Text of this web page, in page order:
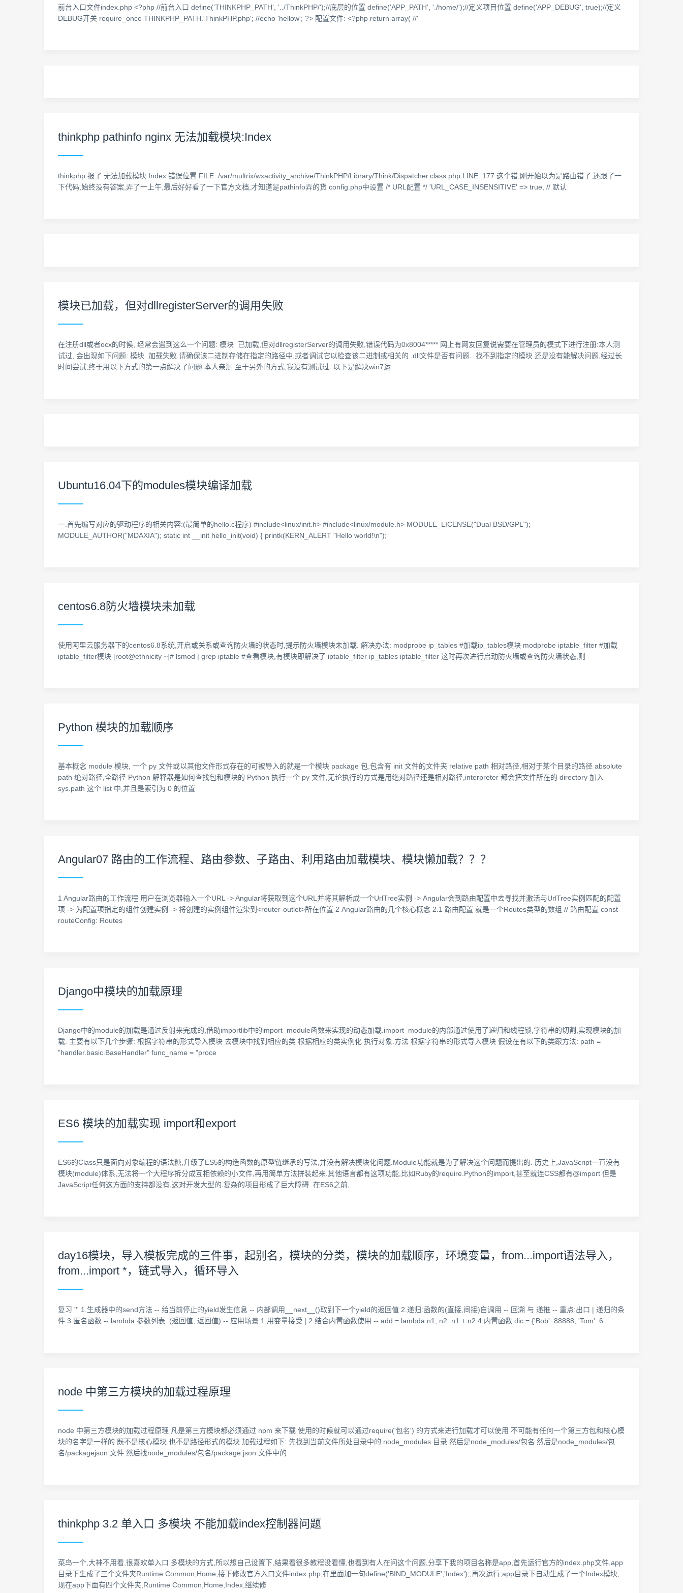
前台入口文件index.php <?php //前台入口 define('THINKPHP_PATH', '../ThinkPHP/');//底层的位置 define('APP_PATH', './home/');//定义项目位置 define('APP_DEBUG', true);//定义
DEBUG开关 require_once THINKPHP_PATH.'ThinkPHP.php'; //echo 'hellow'; ?> 配置文件: <?php return array( //'
thinkphp pathinfo nginx 无法加载模块:Index
thinkphp 报了 无法加载模块:Index 错误位置 FILE: /var/multrix/wxactivity_archive/ThinkPHP/Library/Think/Dispatcher.class.php LINE: 177 这个错,刚开始以为是路由错了,还跟了一
下代码,始终没有答案,弄了一上午,最后好好看了一下官方文档,才知道是pathinfo弄的货 config.php中设置 /* URL配置 */ 'URL_CASE_INSENSITIVE' => true, // 默认
模块已加载，但对dllregisterServer的调用失败
在注册dll或者ocx的时候, 经常会遇到这么一个问题: 模块 已加载,但对dllregisterServer的调用失败,错误代码为0x8004***** 网上有网友回复说需要在管理员的模式下进行注册:本人测
试过, 会出现如下问题: 模块 加载失败.请确保该二进制存储在指定的路径中,或者调试它以检查该二进制或相关的 .dll文件是否有问题. 找不到指定的模块 还是没有能解决问题,经过长
时间尝试,终于用以下方式的第一点解决了问题 本人亲测:至于另外的方式,我没有测试过. 以下是解决win7运
Ubuntu16.04下的modules模块编译加载
一.首先编写对应的驱动程序的相关内容:(最简单的hello.c程序) #include<linux/init.h> #include<linux/module.h> MODULE_LICENSE("Dual BSD/GPL");
MODULE_AUTHOR("MDAXIA"); static int __init hello_init(void) { printk(KERN_ALERT "Hello world!\n");
centos6.8防火墙模块未加载
使用阿里云服务器下的centos6.8系统,开启或关系或查询防火墙的状态时,提示防火墙模块未加载. 解决办法: modprobe ip_tables #加载ip_tables模块 modprobe iptable_filter #加载
iptable_filter模块 [root@ethnicity ~]# lsmod | grep iptable #查看模块,有模块即解决了 iptable_filter ip_tables iptable_filter 这时再次进行启动防火墙或查询防火墙状态,则
Python 模块的加载顺序
基本概念 module 模块, 一个 py 文件或以其他文件形式存在的可被导入的就是一个模块 package 包,包含有 init 文件的文件夹 relative path 相对路径,相对于某个目录的路径 absolute
path 绝对路径,全路径 Python 解释器是如何查找包和模块的 Python 执行一个 py 文件,无论执行的方式是用绝对路径还是相对路径,interpreter 都会把文件所在的 directory 加入
sys.path 这个 list 中,并且是索引为 0 的位置
Angular07 路由的工作流程、路由参数、子路由、利用路由加载模块、模块懒加载？？？
1 Angular路由的工作流程 用户在浏览器输入一个URL -> Angular将获取到这个URL并将其解析成一个UrlTree实例 -> Angular会到路由配置中去寻找并激活与UrlTree实例匹配的配置
项 -> 为配置项指定的组件创建实例 -> 将创建的实例组件渲染到<router-outlet>所在位置 2 Angular路由的几个核心概念 2.1 路由配置 就是一个Routes类型的数组 // 路由配置 const
routeConfig: Routes
Django中模块的加载原理
Django中的module的加载是通过反射来完成的,借助importlib中的import_module函数来实现的动态加载.import_module的内部通过使用了递归和线程锁,字符串的切割,实现模块的加
载. 主要有以下几个步骤: 根据字符串的形式导入模块 去模块中找到相应的类 根据相应的类实例化 执行对象.方法 根据字符串的形式导入模块 假设在有以下的类跟方法: path =
"handler.basic.BaseHandler" func_name = "proce
ES6 模块的加载实现 import和export
ES6的Class只是面向对象编程的语法糖,升级了ES5的构造函数的原型链继承的写法,并没有解决模块化问题.Module功能就是为了解决这个问题而提出的. 历史上,JavaScript一直没有
模块(module)体系,无法将一个大程序拆分成互相依赖的小文件,再用简单方法拼装起来.其他语言都有这项功能,比如Ruby的require.Python的import,甚至就连CSS都有@import 但是
JavaScript任何这方面的支持都没有,这对开发大型的.复杂的项目形成了巨大障碍. 在ES6之前,
day16模块，导入模板完成的三件事，起别名，模块的分类，模块的加载顺序，环境变量，from...import语法导入，
from...import *，链式导入，循环导入
复习 ''' 1.生成器中的send方法 -- 给当前停止的yield发生信息 -- 内部调用__next__()取到下一个yield的返回值 2.递归:函数的(直接,间接)自调用 -- 回溯 与 递推 -- 重点:出口 | 递归的条
件 3.匿名函数 -- lambda 参数列表: (返回值, 返回值) -- 应用场景:1.用变量接受 | 2.结合内置函数使用 -- add = lambda n1, n2: n1 + n2 4.内置函数 dic = {'Bob': 88888, 'Tom': 6
node 中第三方模块的加载过程原理
node 中第三方模块的加载过程原理 凡是第三方模块都必须通过 npm 来下载 使用的时候就可以通过require('包名') 的方式来进行加载才可以使用 不可能有任何一个第三方包和核心模
块的名字是一样的 既不是核心模块.也不是路径形式的模块 加载过程如下: 先找到当前文件所处目录中的 node_modules 目录 然后是node_modules/包名 然后是node_modules/包
名/packagejson 文件 然后找node_modules/包名/package.json 文件中的
thinkphp 3.2 单入口 多模块 不能加载index控制器问题
菜鸟一个,大神不用看,很喜欢单入口 多模块的方式,所以想自己设置下,结果看很多教程没看懂,也看到有人在问这个问题,分享下我的项目名称是app,首先运行官方的index.php文件,app
目录下生成了三个文件夹Runtime Common,Home,接下修改官方入口文件index.php,在里面加一句define('BIND_MODULE','Index');,再次运行,app目录下自动生成了一个Index模块,
现在app下面有四个文件夹,Runtime Common,Home,Index,继续修